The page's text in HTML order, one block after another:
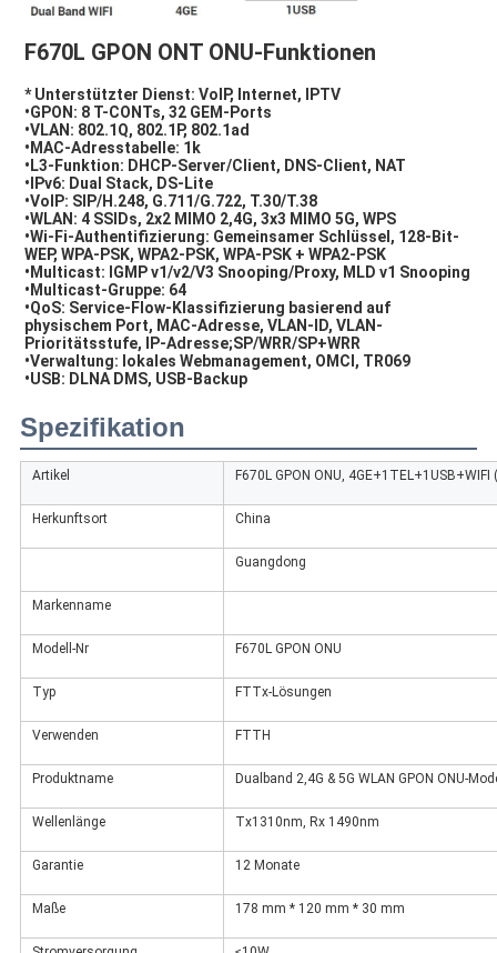
F670L GPON ONT ONU-Funktionen
* Unterstützter Dienst: VoIP, Internet, IPTV
•GPON: 8 T-CONTs, 32 GEM-Ports
•VLAN: 802.1Q, 802.1P, 802.1ad
•MAC-Adresstabelle: 1k
•L3-Funktion: DHCP-Server/Client, DNS-Client, NAT
•IPv6: Dual Stack, DS-Lite
•VoIP: SIP/H.248, G.711/G.722, T.30/T.38
•WLAN: 4 SSIDs, 2x2 MIMO 2,4G, 3x3 MIMO 5G, WPS
•Wi-Fi-Authentifizierung: Gemeinsamer Schlüssel, 128-Bit-
WEP, WPA-PSK, WPA2-PSK, WPA-PSK + WPA2-PSK
•Multicast: IGMP v1/v2/V3 Snooping/Proxy, MLD v1 Snooping
•Multicast-Gruppe: 64
•QoS: Service-Flow-Klassifizierung basierend auf
physischem Port, MAC-Adresse, VLAN-ID, VLAN-
Prioritätsstufe, IP-Adresse;SP/WRR/SP+WRR
•Verwaltung: lokales Webmanagement, OMCI, TR069
•USB: DLNA DMS, USB-Backup
Spezifikation
Artikel F670L GPON ONU, 4GE+1TEL+1USB+WIFI
Herkunftsort China
Guangdong
Markenname
Modell-Nr F670L GPON ONU
Typ FTTx-Lösungen
Verwenden FTTH
Produktname Dualband 2,4G & 5G WLAN GPON ONU-
Wellenlänge Tx1310nm, Rx 1490nm
Garantie 12 Monate
Maße 178 mm * 120 mm * 30 mm